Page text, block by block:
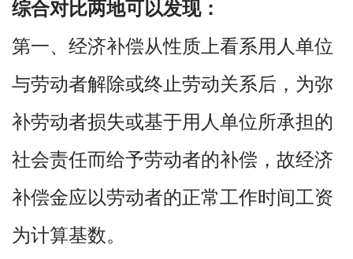
综合对比两地可以发现：
第一、经济补偿从性质上看系用人单位
与劳动者解除或终止劳动关系后，为弥
补劳动者损失或基于用人单位所承担的
社会责任而给予劳动者的补偿，故经济
补偿金应以劳动者的正常工作时间工资
为计算基数。